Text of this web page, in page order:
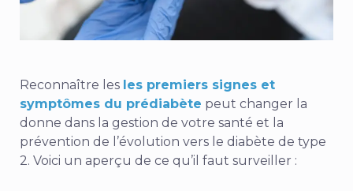
Reconnaître les les premiers signes et
symptômes du prédiabète peut changer la
donne dans la gestion de votre santé et la
prévention de l’évolution vers le diabète de type
2. Voici un aperçu de ce qu’il faut surveiller :